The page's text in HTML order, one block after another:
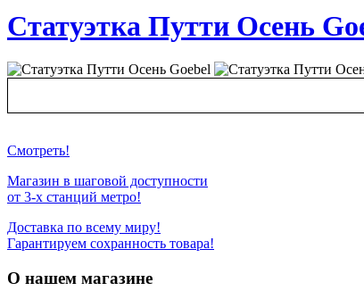
Статуэтка Путти Осень
Смотреть!
Магазин в шаговой доступности
от 3-х станций метро!
Доставка по всему миру!
Гарантируем сохранность товара!
О нашем магазине